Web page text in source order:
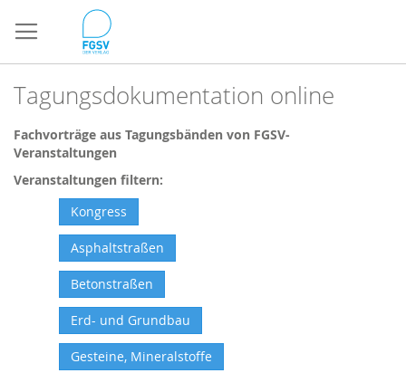
zum
Inhalt
Tagungsdokumentation online
Fachvorträge aus Tagungsbänden von FGSV-
Veranstaltungen
Veranstaltungen filtern:
Kongress
Asphaltstraßen
Betonstraßen
Erd- und Grundbau
Gesteine, Mineralstoffe